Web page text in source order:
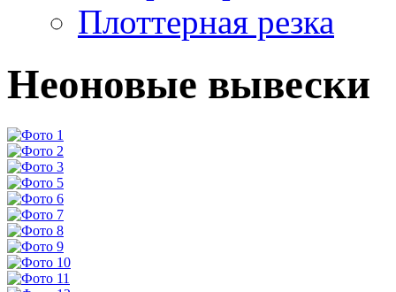
Плоттерная резка
Неоновые вывески